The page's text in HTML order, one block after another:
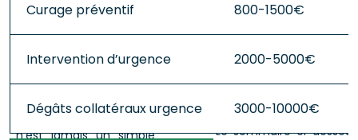
Curage préventif 800-1500€
Intervention d’urgence 2000-5000€
Dégâts collatéraux urgence 3000-10000€